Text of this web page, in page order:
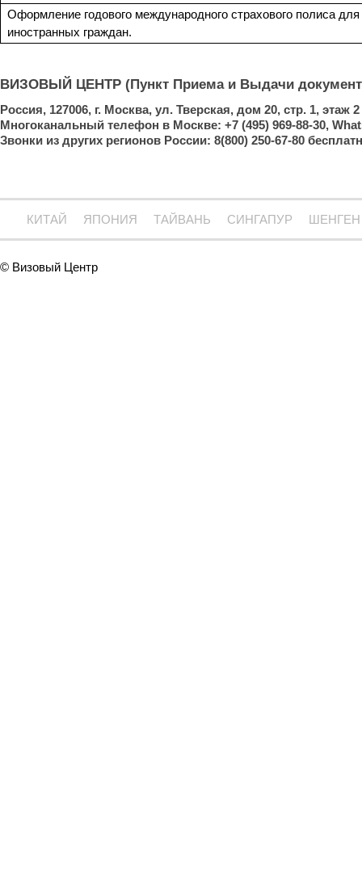
Оформление годового международного страхового полиса для
иностранных граждан.
ВИЗОВЫЙ ЦЕНТР (Пункт Приема и Выдачи
Россия, 127006, г. Москва, ул. Тверская, дом 20, стр. 1, этаж
Многоканальный телефон в Москве: +7 (495) 969-88-30,
Звонки из других регионов России: 8(800) 250-67-80
КИТАЙ ЯПОНИЯ ТАЙВАНЬ СИНГАПУР ШЕНГЕН
© Визовый Центр